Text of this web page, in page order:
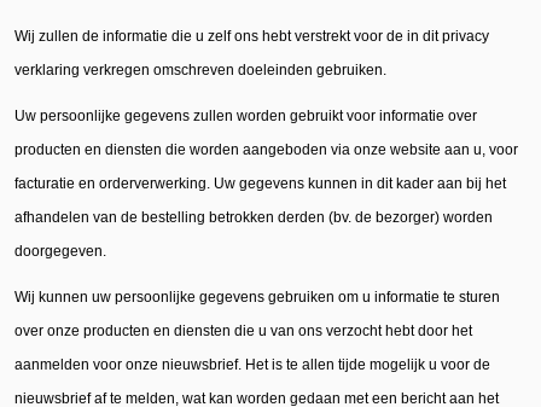
Wij zullen de informatie die u zelf ons hebt verstrekt voor de in dit privacy
verklaring verkregen omschreven doeleinden gebruiken.
Uw persoonlijke gegevens zullen worden gebruikt voor informatie over
producten en diensten die worden aangeboden via onze website aan u, voor
facturatie en orderverwerking. Uw gegevens kunnen in dit kader aan bij het
afhandelen van de bestelling betrokken derden (bv. de bezorger) worden
doorgegeven.
Wij kunnen uw persoonlijke gegevens gebruiken om u informatie te sturen
over onze producten en diensten die u van ons verzocht hebt door het
aanmelden voor onze nieuwsbrief. Het is te allen tijde mogelijk u voor de
nieuwsbrief af te melden, wat kan worden gedaan met een bericht aan het